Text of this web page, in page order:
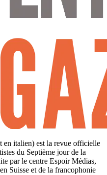
en italien) est la revue officielle
du Septième jour de la
par le centre Espoir Médias,
Suisse et de la francophonie